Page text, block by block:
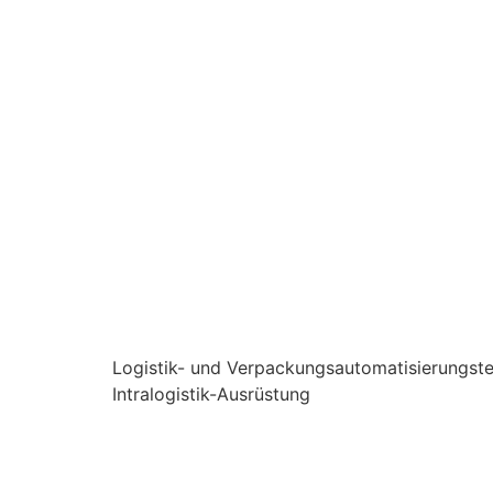
Logistik- und
Intralogistik-Ausrüstung